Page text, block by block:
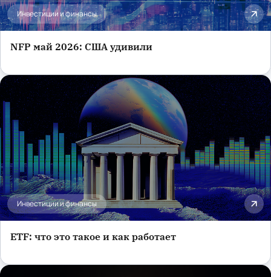
Инвестиции и финансы
NFP май 2026: США удивили
Инвестиции и финансы
ETF: что это такое и как работает